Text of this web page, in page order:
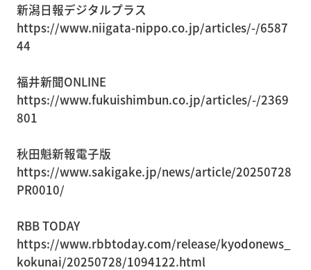
新潟日報デジタルプラス
https://www.niigata-nippo.co.jp/articles/-/6587
44
福井新聞ONLINE
https://www.fukuishimbun.co.jp/articles/-/2369
801
秋田魁新報電子版
https://www.sakigake.jp/news/article/20250728
PR0010/
RBB TODAY
https://www.rbbtoday.com/release/kyodonews_
kokunai/20250728/1094122.html